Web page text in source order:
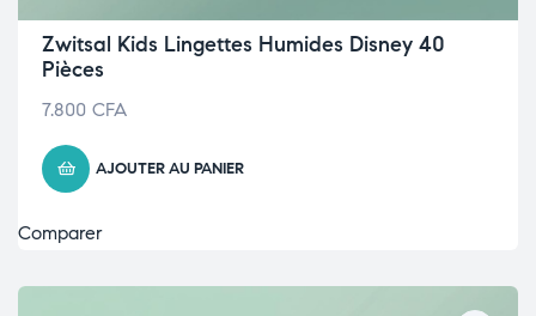
Zwitsal Kids Lingettes Humides Disney 40
Pièces
7.800 CFA
AJOUTER AU PANIER
Comparer